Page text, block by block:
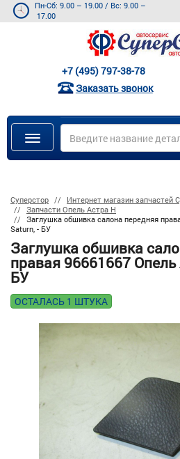
Пн-Сб: 9.00 – 19.00 / Вс: 9.00 –
17.00
+7 (495) 797-38-78
Заказать звонок
Суперстор Интернет магазин запчастей
Запчасти Опель Астра Н
Заглушка обшивка салона передняя
Saturn, - БУ
Заглушка обшивка
правая 96661667 Опель
БУ
ОСТАЛАСЬ 1 ШТУКА